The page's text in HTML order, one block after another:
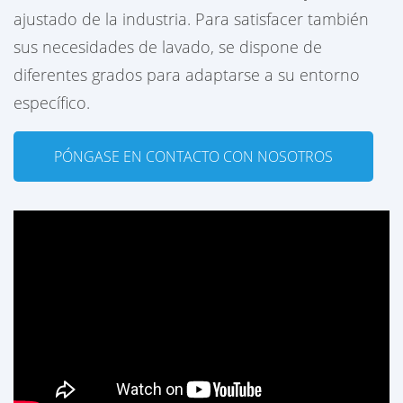
ajustado de la industria. Para satisfacer también
sus necesidades de lavado, se dispone de
diferentes grados para adaptarse a su entorno
específico.
PÓNGASE EN CONTACTO CON NOSOTROS